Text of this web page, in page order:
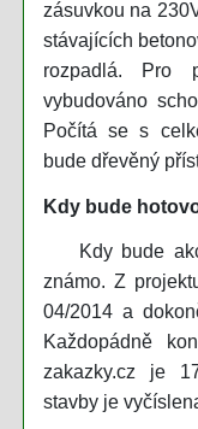
zásuvkou na
stávajících
rozpadlá. Pro
vybudováno
Počítá se s
bude dřevěný
Kdy bude
Kdy bude
známo. Z
04/2014 a
Každopádně
zakazky.cz je
stavby je